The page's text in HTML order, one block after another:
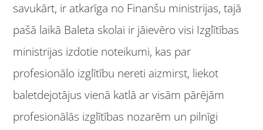
savukārt, ir atkarīga no Finanšu ministrijas, tajā
pašā laikā Baleta skolai ir jāievēro visi Izglītības
ministrijas izdotie noteikumi, kas par
profesionālo izglītību nereti aizmirst, liekot
baletdejotājus vienā katlā ar visām pārējām
profesionālās izglītības nozarēm un pilnīgi